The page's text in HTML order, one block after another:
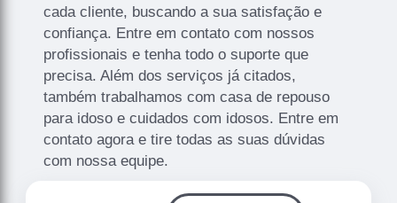
cada cliente, buscando a sua satisfação e
confiança. Entre em contato com nossos
profissionais e tenha todo o suporte que
precisa. Além dos serviços já citados,
também trabalhamos com casa de repouso
para idoso e cuidados com idosos. Entre em
contato agora e tire todas as suas dúvidas
com nossa equipe.